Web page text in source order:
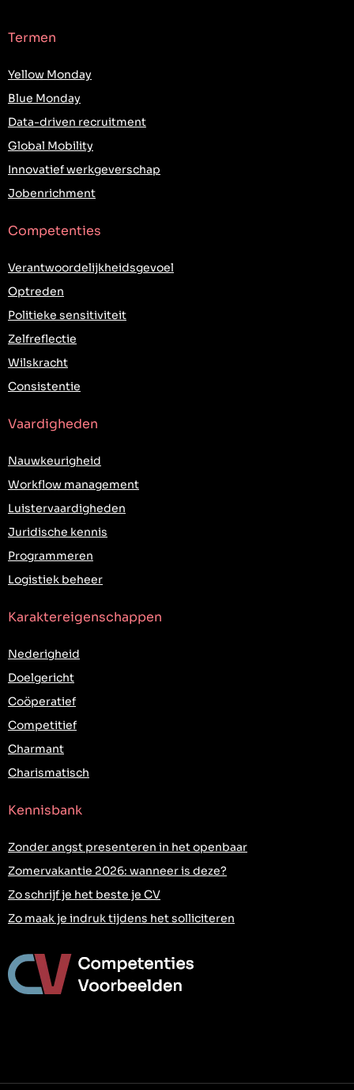
Termen
Yellow Monday
Blue Monday
Data-driven recruitment
Global Mobility
Innovatief werkgeverschap
Jobenrichment
Competenties
Verantwoordelijkheidsgevoel
Optreden
Politieke sensitiviteit
Zelfreflectie
Wilskracht
Consistentie
Vaardigheden
Nauwkeurigheid
Workflow management
Luistervaardigheden
Juridische kennis
Programmeren
Logistiek beheer
Karaktereigenschappen
Nederigheid
Doelgericht
Coöperatief
Competitief
Charmant
Charismatisch
Kennisbank
Zonder angst presenteren in het openbaar
Zomervakantie 2026: wanneer is deze?
Zo schrijf je het beste je CV
Zo maak je indruk tijdens het solliciteren